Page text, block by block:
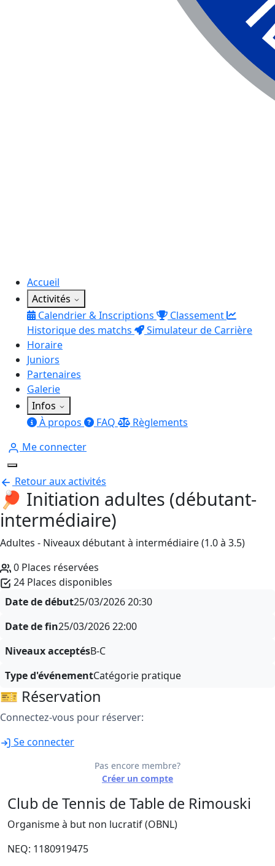
Accueil
Activités
Calendrier & Inscriptions
Classement
Historique des matchs
Simulateur de Carrière
Horaire
Juniors
Partenaires
Galerie
Infos
À propos
FAQ
Règlements
Me connecter
Retour aux activités
🏓 Initiation adultes (débutant-
intermédiaire)
Adultes - Niveaux débutant à intermédiaire (1.0 à 3.5)
0 Places réservées
24 Places disponibles
Date de début25/03/202620:30
Date de fin25/03/202622:00
Niveaux acceptésB-C
Type d'événementCatégorie pratique
🎫 Réservation
Connectez-vous pour réserver:
Se connecter
Pas encore membre?
Créer un compte
Club de Tennis de Table de Rimouski
Organisme à but non lucratif (OBNL)
NEQ: 1180919475